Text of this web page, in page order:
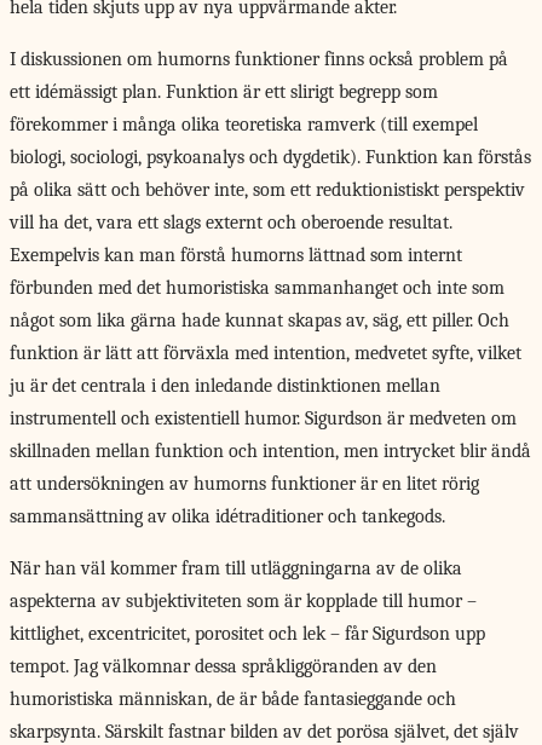
hela tiden skjuts upp av nya uppvärmande akter.
I diskussionen om humorns funktioner finns också problem på
ett idémässigt plan. Funktion är ett slirigt begrepp som
förekommer i många olika teoretiska ramverk (till exempel
biologi, sociologi, psykoanalys och dygdetik). Funktion kan förstås
på olika sätt och behöver inte, som ett reduktionistiskt perspektiv
vill ha det, vara ett slags externt och oberoende resultat.
Exempelvis kan man förstå humorns lättnad som internt
förbunden med det humoristiska sammanhanget och inte som
något som lika gärna hade kunnat skapas av, säg, ett piller. Och
funktion är lätt att förväxla med intention, medvetet syfte, vilket
ju är det centrala i den inledande distinktionen mellan
instrumentell och existentiell humor. Sigurdson är medveten om
skillnaden mellan funktion och intention, men intrycket blir ändå
att undersökningen av humorns funktioner är en litet rörig
sammansättning av olika idétraditioner och tankegods.
När han väl kommer fram till utläggningarna av de olika
aspekterna av subjektiviteten som är kopplade till humor –
kittlighet, excentricitet, porositet och lek – får Sigurdson upp
tempot. Jag välkomnar dessa språkliggöranden av den
humoristiska människan, de är både fantasieggande och
skarpsynta. Särskilt fastnar bilden av det porösa självet, det själv